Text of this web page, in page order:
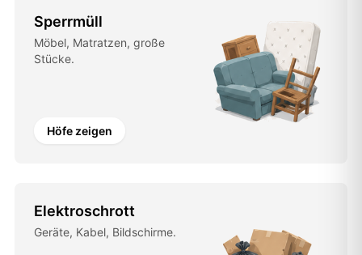
Sperrmüll
Möbel, Matratzen, große
Stücke.
Höfe zeigen
Elektroschrott
Geräte, Kabel, Bildschirme.